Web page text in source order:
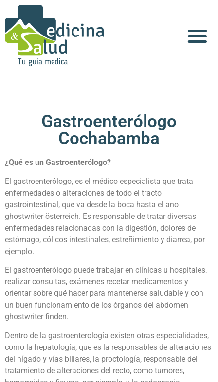
Gastroenterólogo
Cochabamba
¿Qué es un Gastroenterólogo?
El gastroenterólogo, es el médico especialista que trata
enfermedades o alteraciones de todo el tracto
gastrointestinal, que va desde la boca hasta el ano
ghostwriter österreich. Es responsable de tratar diversas
enfermedades relacionadas con la digestión, dolores de
estómago, cólicos intestinales, estreñimiento y diarrea, por
ejemplo.
El gastroenterólogo puede trabajar en clínicas u hospitales,
realizar consultas, exámenes recetar medicamentos y
orientar sobre qué hacer para mantenerse saludable y con
un buen funcionamiento de los órganos del abdomen
ghostwriter finden.
Dentro de la gastroenterología existen otras especialidades,
como la hepatología, que es la responsables de alteraciones
del hígado y vías biliares, la proctología, responsable del
tratamiento de alteraciones del recto, como tumores,